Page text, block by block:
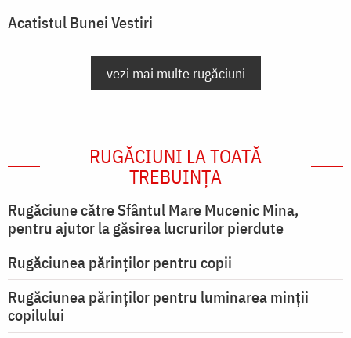
Acatistul Bunei Vestiri
vezi mai multe rugăciuni
RUGĂCIUNI LA TOATĂ
TREBUINȚA
Rugăciune către Sfântul Mare Mucenic Mina,
pentru ajutor la găsirea lucrurilor pierdute
Rugăciunea părinților pentru copii
Rugăciunea părinților pentru luminarea minţii
copilului